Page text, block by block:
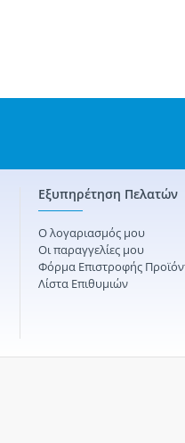
Εξυπηρέτηση Πελατών
Ο λογαριασμός μου
Οι παραγγελίες μου
Φόρμα Επιστροφής
Λίστα Επιθυμιών